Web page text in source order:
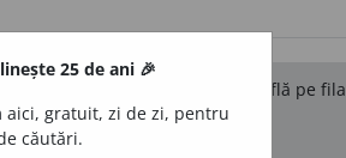
Definițiile originale se află pe fila
preferințe.
25 de ani 🎉
aici, gratuit, zi de zi, pentru
căutări.